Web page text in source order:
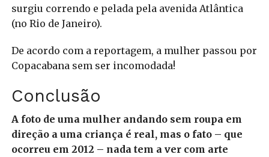
surgiu correndo e pelada pela avenida Atlântica
(no Rio de Janeiro).
De acordo com a reportagem, a mulher passou por
Copacabana sem ser incomodada!
Conclusão
A foto de uma mulher andando sem roupa em
direção a uma criança é real, mas o fato – que
ocorreu em 2012 – nada tem a ver com arte